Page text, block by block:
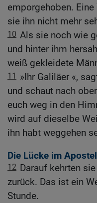
emporgehoben.
sie ihn nicht mehr
10 Als sie noch wie
und hinter ihm
weiß gekleidete
11
»Ihr Galiläer «,
und schaut nach
euch weg in den
wird auf dieselbe
ihn habt weggehen
Die Lücke im
12 Darauf kehrten
zurück. Das ist ein
Stunde.